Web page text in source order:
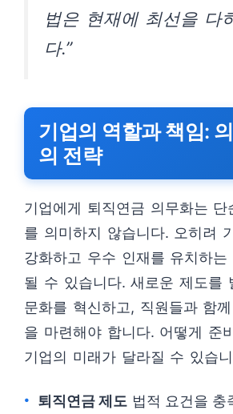
법은 현재에 최선을 다
다.”
기업의 역할과 책임:
의 전략
기업에게 퇴직연금 의무화는
를 의미하지 않습니다. 오히려
강화하고 우수 인재를 유치하
될 수 있습니다. 새로운 제도를
문화를 혁신하고, 직원들과 함
을 마련해야 합니다. 어떻게 준
기업의 미래가 달라질 수 있습
퇴직연금 제도 법적 요건을 충